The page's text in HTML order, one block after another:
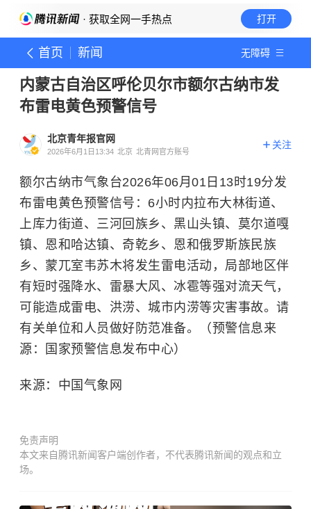
· 获取全网一手热点 打开
首页 新闻 无障碍
内蒙古自治区呼伦贝尔市额尔古纳市发
布雷电黄色预警信号
北京青年报官网
2026年6月1日13:34 北京 北青网官方账号
关注
额尔古纳市气象台2026年06月01日13时19分发
布雷电黄色预警信号：6小时内拉布大林街道、
上库力街道、三河回族乡、黑山头镇、莫尔道嘎
镇、恩和哈达镇、奇乾乡、恩和俄罗斯族民族
乡、蒙兀室韦苏木将发生雷电活动，局部地区伴
有短时强降水、雷暴大风、冰雹等强对流天气，
可能造成雷电、洪涝、城市内涝等灾害事故。请
有关单位和人员做好防范准备。（预警信息来
源：国家预警信息发布中心）
来源：中国气象网
免责声明
本文来自腾讯新闻客户端创作者，不代表腾讯新闻的观点和立
场。